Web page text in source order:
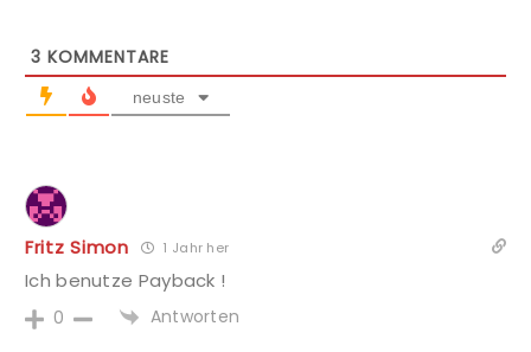
3 KOMMENTARE
neuste
Fritz Simon 1 Jahr her
Ich benutze Payback !
0 Antworten